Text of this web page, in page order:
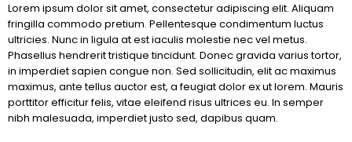
Lorem ipsum dolor sit amet, consectetur adipiscing elit. Aliquam
fringilla commodo pretium. Pellentesque condimentum luctus
ultricies. Nunc in ligula at est iaculis molestie nec vel metus.
Phasellus hendrerit tristique tincidunt. Donec gravida varius tortor,
in imperdiet sapien congue non. Sed sollicitudin, elit ac maximus
maximus, ante tellus auctor est, a feugiat dolor ex ut lorem. Mauris
porttitor efficitur felis, vitae eleifend risus ultrices eu. In semper
nibh malesuada, imperdiet justo sed, dapibus quam.